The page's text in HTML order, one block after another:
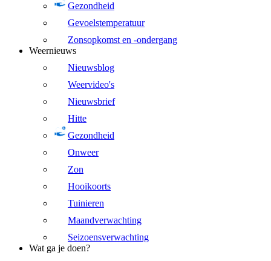
Gezondheid
Gevoelstemperatuur
Zonsopkomst en -ondergang
Weernieuws
Nieuwsblog
Weervideo's
Nieuwsbrief
Hitte
Gezondheid
Onweer
Zon
Hooikoorts
Tuinieren
Maandverwachting
Seizoensverwachting
Wat ga je doen?